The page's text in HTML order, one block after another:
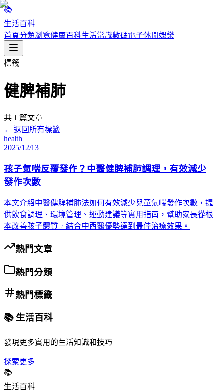
📚
生活百科
首頁分類瀏覽健康百科生活常識數碼電子休閒娛樂
標籤
健脾補肺
共 1 篇文章
← 返回所有標籤
health
2025/12/13
孩子氣喘反覆發作？中醫健脾補肺調理，有效減少
發作次數
本文介紹中醫健脾補肺法如何有效減少兒童氣喘發作次數，提
供飲食調理、環境管理、運動建議等實用指南，幫助家長從根
本改善孩子體質，結合中西醫優勢達到最佳治療效果。
熱門文章
熱門分類
熱門標籤
📚 生活百科
發現更多實用的生活知識和技巧
探索更多
📚
生活百科